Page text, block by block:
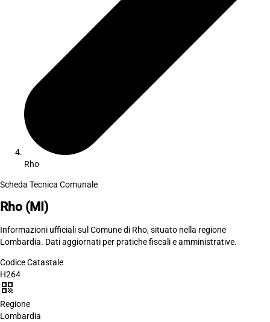
Rho
Scheda Tecnica Comunale
Rho (MI)
Informazioni ufficiali sul Comune di Rho, situato nella regione
Lombardia. Dati aggiornati per pratiche fiscali e amministrative.
Codice Catastale
H264
qr_code
Regione
Lombardia